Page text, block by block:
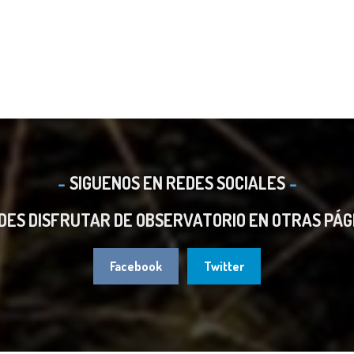
SIGUENOS EN REDES SOCIALES
DISFRUTAR DE OBSERVATORIO EN OTRAS
Facebook Twitter